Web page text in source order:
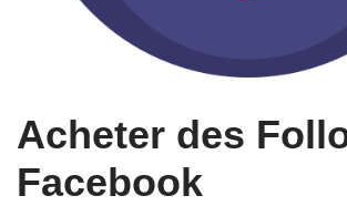
Acheter des
Facebook